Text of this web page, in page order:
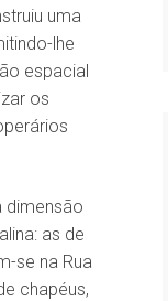
uma
lhe
espacial
os
dimensão
as de
se na Rua
chapéus,